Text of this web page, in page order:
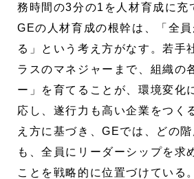
務時間の3分の1を人材育成に充
GEの人材育成の根幹は、「全
る」という考え方がなす。若手
ラスのマネジャーまで、組織の
ー」を育てることが、環境変化
応し、遂行力も高い企業をつく
え方に基づき、GEでは、どの
も、全員にリーダーシップを求
ことを戦略的に位置づけている